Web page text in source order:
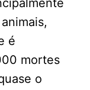
é
mortes
o